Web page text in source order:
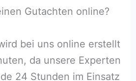
Gutachten online?
bei uns online erstellt
da unsere Experten
24 Stunden im Einsatz